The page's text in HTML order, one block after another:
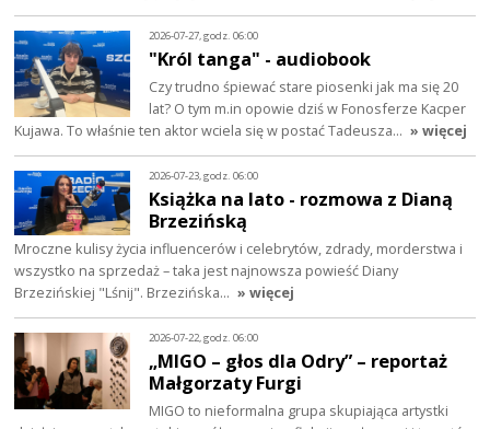
2026-07-27, godz. 06:00
"Król tanga" - audiobook
Czy trudno śpiewać stare piosenki jak ma się 20
lat? O tym m.in opowie dziś w Fonosferze Kacper
Kujawa. To właśnie ten aktor wciela się w postać Tadeusza… » więcej
2026-07-23, godz. 06:00
Książka na lato - rozmowa z Dianą
Brzezińską
Mroczne kulisy życia influencerów i celebrytów, zdrady, morderstwa i
wszystko na sprzedaż – taka jest najnowsza powieść Diany
Brzezińskiej "Lśnij". Brzezińska… » więcej
2026-07-22, godz. 06:00
„MIGO – głos dla Odry” – reportaż
Małgorzaty Furgi
MIGO to nieformalna grupa skupiająca artystki